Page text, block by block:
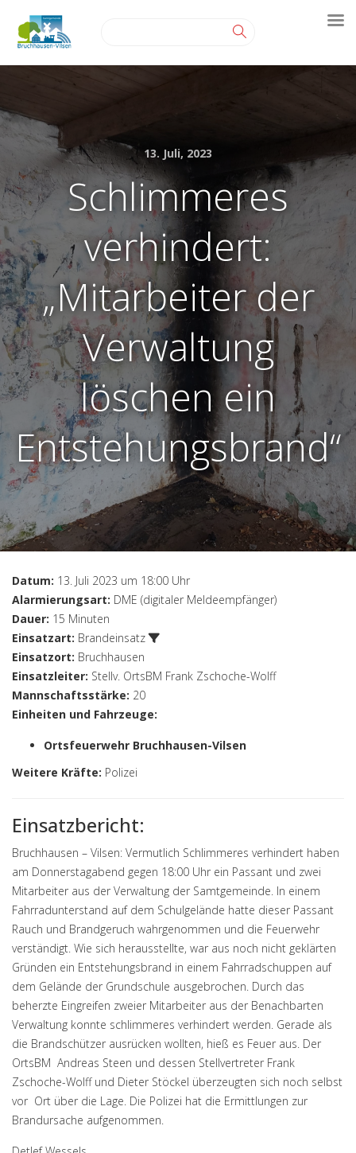
13. Juli, 2023
Schlimmeres
verhindert:
„Mitarbeiter der
Verwaltung
löschen ein
Entstehungsbrand“
Datum: 13. Juli 2023 um 18:00 Uhr
Alarmierungsart: DME (digitaler Meldeempfänger)
Dauer: 15 Minuten
Einsatzart: Brandeinsatz
Einsatzort: Bruchhausen
Einsatzleiter: Stellv. OrtsBM Frank Zschoche-Wolff
Mannschaftsstärke: 20
Einheiten und Fahrzeuge:
Ortsfeuerwehr Bruchhausen-Vilsen
Weitere Kräfte: Polizei
Einsatzbericht:
Bruchhausen – Vilsen: Vermutlich Schlimmeres verhindert haben
am Donnerstagabend gegen 18:00 Uhr ein Passant und zwei
Mitarbeiter aus der Verwaltung der Samtgemeinde. In einem
Fahrradunterstand auf dem Schulgelände hatte dieser Passant
Rauch und Brandgeruch wahrgenommen und die Feuerwehr
verständigt. Wie sich herausstellte, war aus noch nicht geklärten
Gründen ein Entstehungsbrand in einem Fahrradschuppen auf
dem Gelände der Grundschule ausgebrochen. Durch das
beherzte Eingreifen zweier Mitarbeiter aus der Benachbarten
Verwaltung konnte schlimmeres verhindert werden. Gerade als
die Brandschützer ausrücken wollten, hieß es Feuer aus. Der
OrtsBM Andreas Steen und dessen Stellvertreter Frank
Zschoche-Wolff und Dieter Stöckel überzeugten sich noch selbst
vor Ort über die Lage. Die Polizei hat die Ermittlungen zur
Brandursache aufgenommen.